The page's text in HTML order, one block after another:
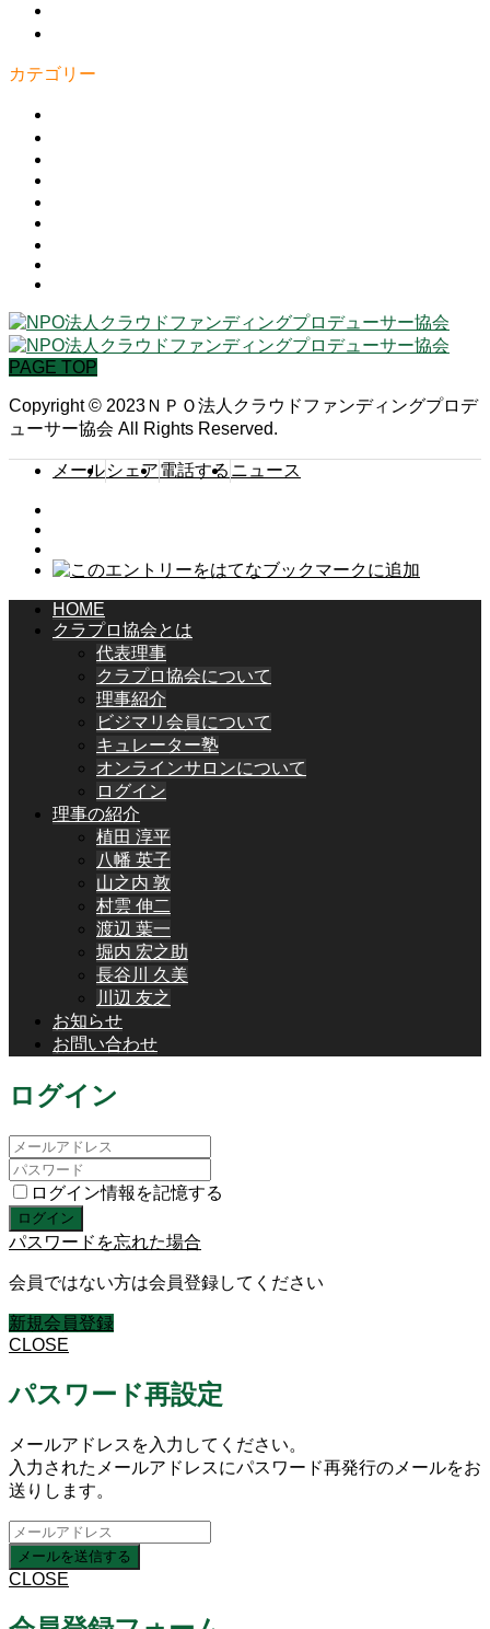
カテゴリー
PAGE TOP
Copyright © 2023ＮＰＯ法人クラウドファンディングプロデ
ューサー協会 All Rights Reserved.
メールシェア電話する ニュース
HOME
クラプロ協会とは
代表理事
クラプロ協会について
理事紹介
ビジマリ会員について
キュレーター塾
オンラインサロンについて
ログイン
理事の紹介
植田 淳平
八幡 英子
山之内 敦
村雲 伸二
渡辺 葉一
堀内 宏之助
長谷川 久美
川辺 友之
お知らせ
お問い合わせ
ログイン
ログイン情報を記憶する
パスワードを忘れた場合
会員ではない方は会員登録してください
新規会員登録
CLOSE
パスワード再設定
メールアドレスを入力してください。
入力されたメールアドレスにパスワード再発行のメールをお
送りします。
CLOSE